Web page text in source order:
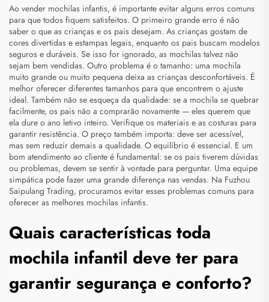
Ao vender mochilas infantis, é importante evitar alguns erros comuns
para que todos fiquem satisfeitos. O primeiro grande erro é não
saber o que as crianças e os pais desejam. As crianças gostam de
cores divertidas e estampas legais, enquanto os pais buscam modelos
seguros e duráveis. Se isso for ignorado, as mochilas talvez não
sejam bem vendidas. Outro problema é o tamanho: uma mochila
muito grande ou muito pequena deixa as crianças desconfortáveis. É
melhor oferecer diferentes tamanhos para que encontrem o ajuste
ideal. Também não se esqueça da qualidade: se a mochila se quebrar
facilmente, os pais não a comprarão novamente — eles querem que
ela dure o ano letivo inteiro. Verifique os materiais e as costuras para
garantir resistência. O preço também importa: deve ser acessível,
mas sem reduzir demais a qualidade. O equilíbrio é essencial. E um
bom atendimento ao cliente é fundamental: se os pais tiverem dúvidas
ou problemas, devem se sentir à vontade para perguntar. Uma equipe
simpática pode fazer uma grande diferença nas vendas. Na Fuzhou
Saipulang Trading, procuramos evitar esses problemas comuns para
oferecer as melhores mochilas infantis.
Quais características toda
mochila infantil deve ter para
garantir segurança e conforto?